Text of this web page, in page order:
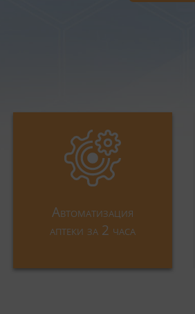
Автоматизация
аптеки за 2 часа